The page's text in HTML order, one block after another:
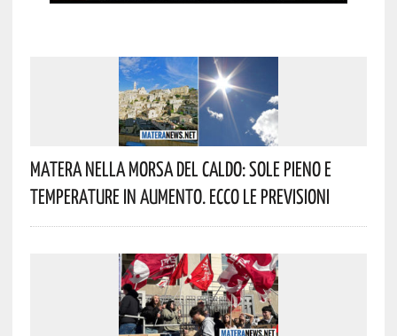
Matera Nella Morsa Del Caldo: Sole Pieno E
Temperature In Aumento. Ecco Le Previsioni